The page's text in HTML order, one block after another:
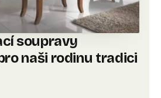
soupravy
naši rodinu tradici